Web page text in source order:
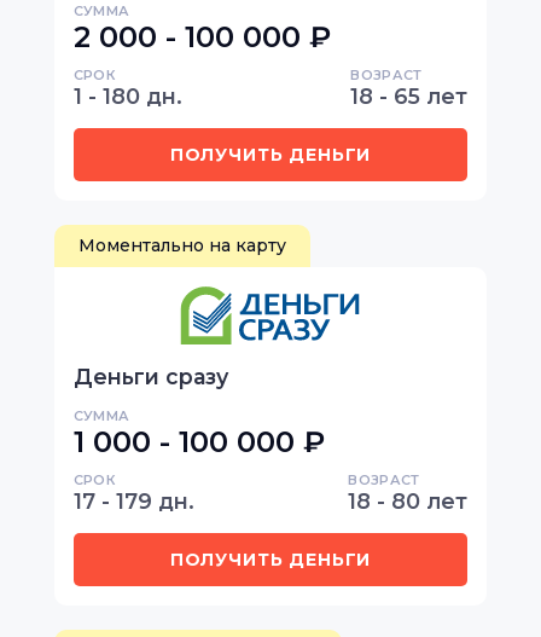
СУММА
2 000 - 100 000 ₽
СРОК
1 - 180 дн.
ВОЗРАСТ
18 - 65 лет
ПОЛУЧИТЬ ДЕНЬГИ
Моментально на карту
Деньги сразу
СУММА
1 000 - 100 000 ₽
СРОК
17 - 179 дн.
ВОЗРАСТ
18 - 80 лет
ПОЛУЧИТЬ ДЕНЬГИ